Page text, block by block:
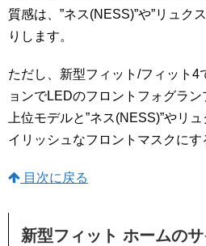
質感は、”ネス(NESS)”や”リュク
りします。
ただし、新型フィット/フィット4
ョンでLEDのフロントフォグラン
上位モデルと”ネス(NESS)”やリ
イリッシュなフロントマスクにす
目次に戻る
新型フィット ホームの